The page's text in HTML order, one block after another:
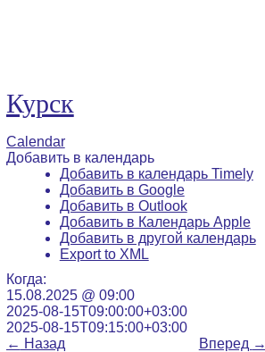
Курск
Calendar
Добавить в календарь
Добавить в календарь Timely
Добавить в Google
Добавить в Outlook
Добавить в Календарь Apple
Добавить в другой календарь
Export to XML
Когда:
15.08.2025 @ 09:00
2025-08-15T09:00:00+03:00
2025-08-15T09:15:00+03:00
← Назад Вперед →